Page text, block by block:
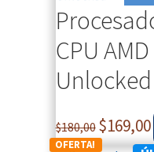
CPU
Unlocked
$180,00 $169,00
OFERTA!